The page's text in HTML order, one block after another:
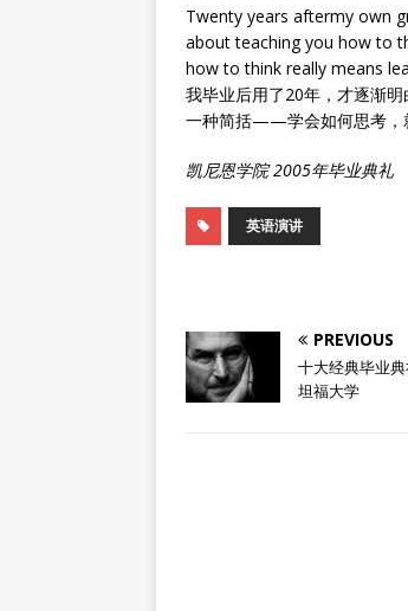
Twenty years aftermy own
about teaching you how to
how to think really means
我毕业后用了20年，才逐渐
一种简括——学会如何思考，
凯尼恩学院 2005年毕业典礼
英语演讲
PREVIOUS
十大经典毕业
坦福大学